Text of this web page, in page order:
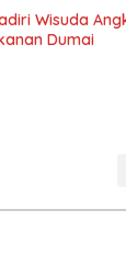
Wisuda
Dumai